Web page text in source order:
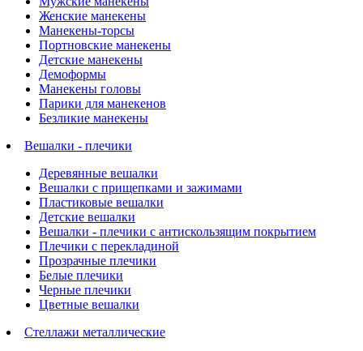
Женские манекены
Манекены-торсы
Портновские манекены
Детские манекены
Демоформы
Манекены головы
Парики для манекенов
Безликие манекены
Вешалки - плечики
Деревянные вешалки
Вешалки с прищепками и зажимами
Пластиковые вешалки
Детские вешалки
Вешалки - плечики с антискользящим покрытием
Плечики с перекладиной
Прозрачные плечики
Белые плечики
Черные плечики
Цветные вешалки
Стеллажи металлические